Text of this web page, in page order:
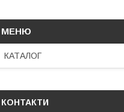
КАТАЛОГ
КОНТАКТИ